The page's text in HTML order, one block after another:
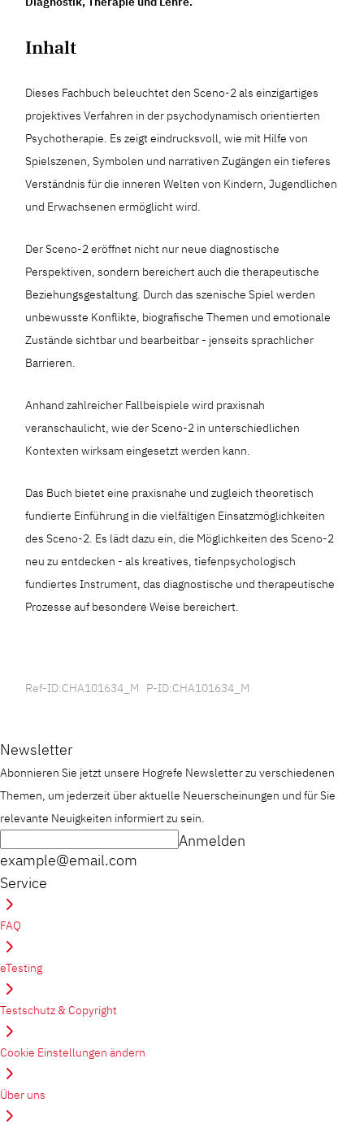
Inhalt
Dieses Fachbuch beleuchtet den Sceno-2 als einzigartiges
projektives Verfahren in der psychodynamisch orientierten
Psychotherapie. Es zeigt eindrucksvoll, wie mit Hilfe von
Spielszenen, Symbolen und narrativen Zugängen ein tieferes
Verständnis für die inneren Welten von Kindern, Jugendlichen
und Erwachsenen ermöglicht wird.
Der Sceno-2 eröffnet nicht nur neue diagnostische
Perspektiven, sondern bereichert auch die therapeutische
Beziehungsgestaltung. Durch das szenische Spiel werden
unbewusste Konflikte, biografische Themen und emotionale
Zustände sichtbar und bearbeitbar - jenseits sprachlicher
Barrieren.
Anhand zahlreicher Fallbeispiele wird praxisnah
veranschaulicht, wie der Sceno-2 in unterschiedlichen
Kontexten wirksam eingesetzt werden kann.
Das Buch bietet eine praxisnahe und zugleich theoretisch
fundierte Einführung in die vielfältigen Einsatzmöglichkeiten
des Sceno-2. Es lädt dazu ein, die Möglichkeiten des Sceno-2
neu zu entdecken - als kreatives, tiefenpsychologisch
fundiertes Instrument, das diagnostische und therapeutische
Prozesse auf besondere Weise bereichert.
Ref-ID:CHA101634_M P-ID:CHA101634_M
Newsletter
Abonnieren Sie jetzt unsere Hogrefe Newsletter zu verschiedenen
Themen, um jederzeit über aktuelle Neuerscheinungen und für Sie
relevante Neuigkeiten informiert zu sein.
example@email.com
Anmelden
Service
FAQ
eTesting
Testschutz & Copyright
Cookie Einstellungen ändern
Über uns